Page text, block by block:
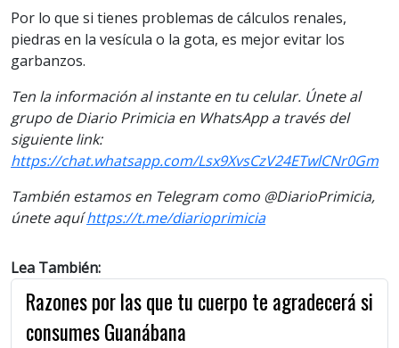
Por lo que si tienes problemas de cálculos renales,
piedras en la vesícula o la gota, es mejor evitar los
garbanzos.
Ten la información al instante en tu celular. Únete al
grupo de Diario Primicia en WhatsApp a través del
siguiente link:
https://chat.whatsapp.com/Lsx9XvsCzV24ETwlCNr0Gm
También estamos en Telegram como @DiarioPrimicia,
únete aquíhttps://t.me/diarioprimicia
Lea También:
Razones por las que tu cuerpo te agradecerá si
consumes Guanábana